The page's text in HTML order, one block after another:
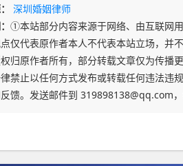
深圳婚姻律师
①本站部分内容来源于网络、由互联网
仅代表原作者本人不代表本站立场，并
归原作者所有，部分转载文章仅为传播
禁止以任何方式发布或转载任何违法违
馈。发送邮件到 319898138@qq.com，